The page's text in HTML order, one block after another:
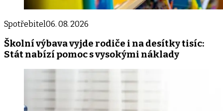
Spotřebitel06. 08. 2026
Školní výbava vyjde rodiče i na desítky tisíc:
Stát nabízí pomoc s vysokými náklady